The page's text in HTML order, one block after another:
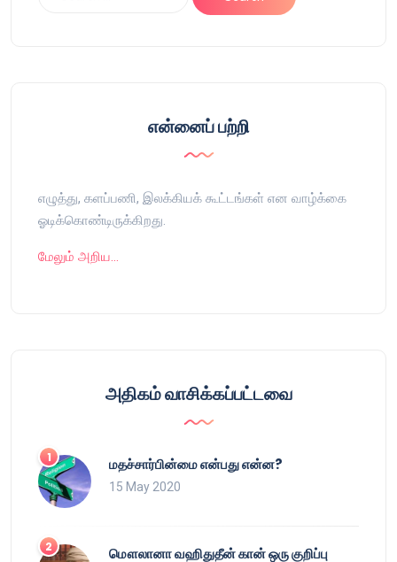
என்னைப் பற்றி
எழுத்து, களப்பணி, இலக்கியக் கூட்டங்கள் என வாழ்க்கை
ஓடிக்கொண்டிருக்கிறது.
மேலும் அறிய…
அதிகம் வாசிக்கப்பட்டவை
மதச்சார்பின்மை என்பது என்ன?
15 May 2020
மௌலானா வஹிதுதீன் கான் ஒரு குறிப்பு